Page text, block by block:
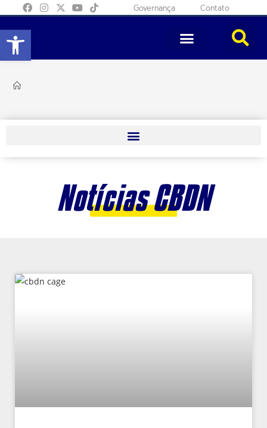
Abrir a barra de ferramentas
Governança Contato
Notícias CBDN